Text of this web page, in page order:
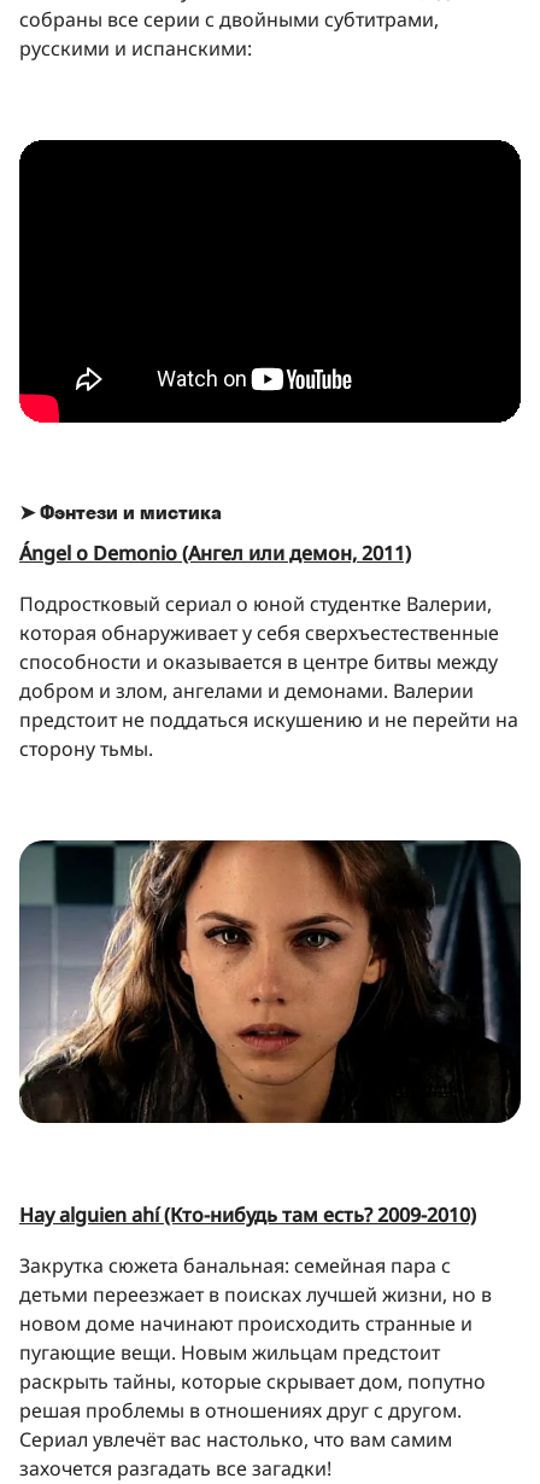
собраны все серии с двойными субтитрами,
русскими и испанскими:
➤ Фэнтези и мистика
Ángel o Demonio (Ангел или демон, 2011)
Подростковый сериал о юной студентке Валерии,
которая обнаруживает у себя сверхъестественные
способности и оказывается в центре битвы между
добром и злом, ангелами и демонами. Валерии
предстоит не поддаться искушению и не перейти на
сторону тьмы.
Hay alguien ahí (Кто-нибудь там есть? 2009-2010)
Закрутка сюжета банальная: семейная пара с
детьми переезжает в поисках лучшей жизни, но в
новом доме начинают происходить странные и
пугающие вещи. Новым жильцам предстоит
раскрыть тайны, которые скрывает дом, попутно
решая проблемы в отношениях друг с другом.
Сериал увлечёт вас настолько, что вам самим
захочется разгадать все загадки!